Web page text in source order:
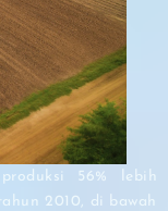
56% lebih
2010, di bawah